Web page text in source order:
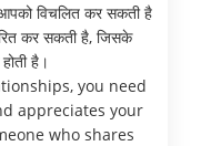
विचलित कर सकती है
कर सकती है, जिसके
है।
you need
appreciates your
who shares